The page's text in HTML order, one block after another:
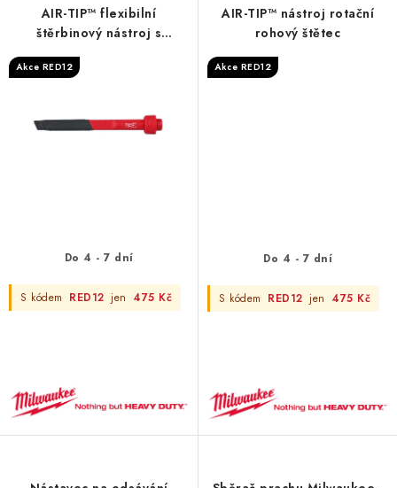
AIR-TIP™ flexibilní
štěrbinový nástroj s
dlouhým dosahem
Akce RED12
Do 4 - 7 dní
S kódem RED12 jen 475 Kč
AIR-TIP™ nástroj rotační
rohový štětec
Akce RED12
Do 4 - 7 dní
S kódem RED12 jen 475 Kč